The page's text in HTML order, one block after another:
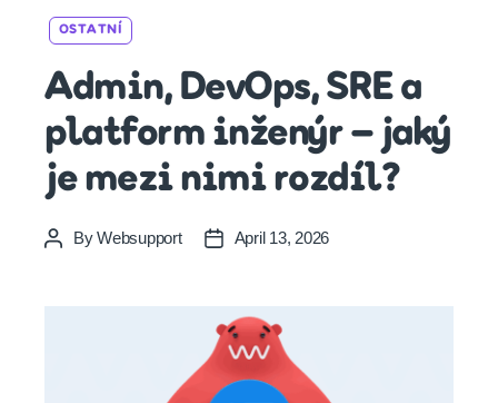
OSTATNÍ
Admin, DevOps, SRE a
platform inženýr – jaký
je mezi nimi rozdíl?
PostByWebsupport
PostApril 13, 2026